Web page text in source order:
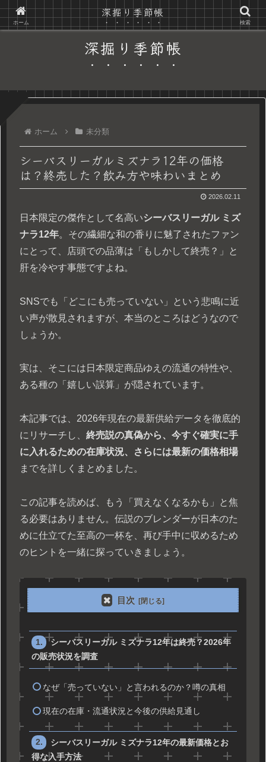
〜日常の隙間に、季節の彩りを〜
深掘り季節帳
ホーム 未分類
シーバスリーガルミズナラ12年の価格
は？終売した？飲み方や味わいまとめ
2026.02.11
日本限定の傑作として名高いシーバスリーガル ミズ
ナラ12年。その繊細な和の香りに魅了されたファン
にとって、店頭での品薄は「もしかして終売？」と
肝を冷やす事態ですよね。
SNSでも「どこにも売っていない」という悲鳴に近
い声が散見されますが、本当のところはどうなので
しょうか。
実は、そこには日本限定商品ゆえの流通の特性や、
ある種の「嬉しい誤算」が隠されています。
本記事では、2026年現在の最新供給データを徹底的
にリサーチし、 終売説の真偽から、今すぐ確実に手
に入れるための在庫状況、さらには最新の価格相場
までを詳しくまとめました。
この記事を読めば、もう「買えなくなるかも」と焦
る必要はありません。伝説のブレンダーが日本のた
めに仕立てた至高の一杯を、再び手中に収めるため
のヒントを一緒に探っていきましょう。
目次
シーバスリーガル ミズナラ12年は終売？2026年
の販売状況を調査
なぜ「売っていない」と言われるのか？噂の真相
現在の在庫・流通状況と今後の供給見通し
シーバスリーガル ミズナラ12年の最新価格とお
得な入手方法
ホーム
深掘り季節帳
検索